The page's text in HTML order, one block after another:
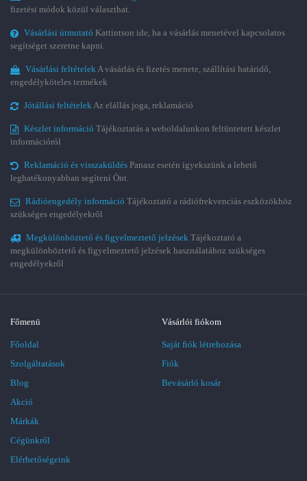
fizetési módok közül választhat.
Vásárlási útmutató Kattintson ide, ha a vásárlás menetével kapcsolatos
segítséget szeretne kapni.
Vásárlási feltételekA vásárlás és fizetés menete, szállítási határidő,
engedélyköteles termékek
Jótállási feltételekAz elállás joga, reklamáció
Készlet információ Tájékoztatás a weboldalunkon feltüntetett készlet
információról
Reklamáció és visszaküldés Panasz esetén igyekszünk a lehető
leghatékonyabban segíteni Önt.
Rádióengedély információ Tájékoztató a rádiófrekvenciás eszközökhöz
szükséges engedélyekről
Megkülönböztető és figyelmeztető jelzések Tájékoztató a
megkülönböztető és figyelmeztető jelzések használatához szükséges
engedélyekről
Főmenü
Főoldal
Szolgáltatások
Blog
Akció
Márkák
Cégünkről
Elérhetőségeink
Vásárlói fiókom
Saját fiók létrehozása
Fiók
Bevásárló kosár